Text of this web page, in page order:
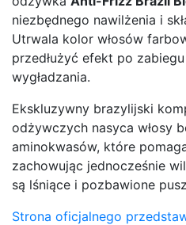
niezbędnego nawilżenia i
Utrwala kolor włosów
przedłużyć efekt po
wygładzania.
Ekskluzywny brazylijski
odżywczych nasyca włosy
aminokwasów, które
zachowując jednocześnie
są lśniące i pozbawione
Strona oficjalnego